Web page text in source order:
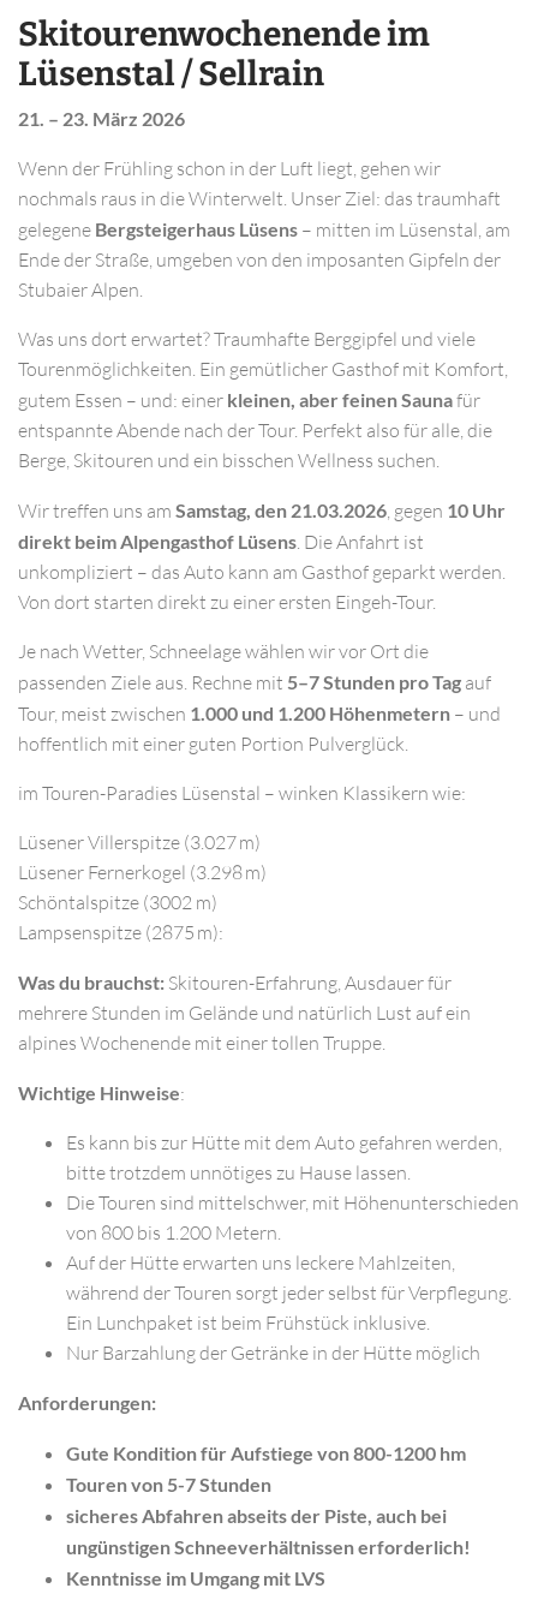
Skitourenwochenende im
Lüsenstal / Sellrain
21. – 23. März 2026
Wenn der Frühling schon in der Luft liegt, gehen wir
nochmals raus in die Winterwelt. Unser Ziel: das traumhaft
gelegene Bergsteigerhaus Lüsens – mitten im Lüsenstal, am
Ende der Straße, umgeben von den imposanten Gipfeln der
Stubaier Alpen.
Was uns dort erwartet? Traumhafte Berggipfel und viele
Tourenmöglichkeiten. Ein gemütlicher Gasthof mit Komfort,
gutem Essen – und: einer kleinen, aber feinen Saunafür
entspannte Abende nach der Tour. Perfekt also für alle, die
Berge, Skitouren und ein bisschen Wellness suchen.
Wir treffen uns am Samstag, den 21.03.2026, gegen 10 Uhr
direkt beim Alpengasthof Lüsens. Die Anfahrt ist
unkompliziert – das Auto kann am Gasthof geparkt werden.
Von dort starten direkt zu einer ersten Eingeh-Tour.
Je nach Wetter, Schneelage wählen wir vor Ort die
passenden Ziele aus. Rechne mit 5–7 Stunden pro Tag auf
Tour, meist zwischen 1.000 und 1.200 Höhenmetern – und
hoffentlich mit einer guten Portion Pulverglück.
im Touren-Paradies Lüsenstal – winken Klassikern wie:
Lüsener Villerspitze (3.027 m)
Lüsener Fernerkogel (3.298 m)
Schöntalspitze (3002 m)
Lampsenspitze (2875 m):
Was du brauchst: Skitouren-Erfahrung, Ausdauer für
mehrere Stunden im Gelände und natürlich Lust auf ein
alpines Wochenende mit einer tollen Truppe.
Wichtige Hinweise:
Es kann bis zur Hütte mit dem Auto gefahren werden,
bitte trotzdem unnötiges zu Hause lassen.
Die Touren sind mittelschwer, mit Höhenunterschieden
von 800 bis 1.200 Metern.
Auf der Hütte erwarten uns leckere Mahlzeiten,
während der Touren sorgt jeder selbst für Verpflegung.
Ein Lunchpaket ist beim Frühstück inklusive.
Nur Barzahlung der Getränke in der Hütte möglich
Anforderungen:
Gute Kondition für Aufstiege von 800-1200 hm
Touren von 5-7 Stunden
sicheres Abfahren abseits der Piste, auch bei
ungünstigen Schneeverhältnissen erforderlich!
Kenntnisse im Umgang mit LVS